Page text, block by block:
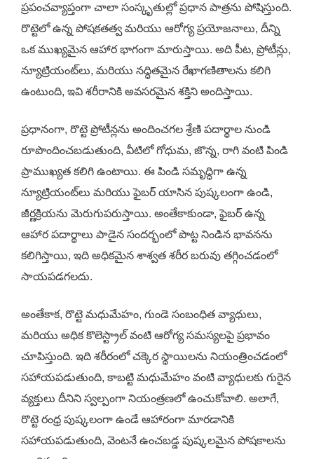
ప్రపంచవ్యాప్తంగా చాలా సంస్కృతుల్లో ప్రధాన పాత్రను పోషిస్తుంది.
రొట్టెలో ఉన్న పోషకతత్వ మరియు ఆరోగ్య ప్రయోజనాలు, దీన్ని
ఒక ముఖ్యమైన ఆహార భాగంగా మారుస్తాయి. అది పీట, ప్రోటీన్లు,
న్యూట్రియంట్‌లు, మరియు నద్ధితమైన రేఖాగణితాలను కలిగి
ఉంటుంది, ఇవి శరీరానికి అవసరమైన శక్తిని అందిస్తాయి.
ప్రధానంగా, రొట్టె ప్రోటీన్లను అందించగల శ్రేణి పదార్థాల నుండి
రూపొందించబడుతుంది, వీటిలో గోధుమ, జొన్న, రాగి వంటి పిండి
ప్రాముఖ్యత కలిగి ఉంటాయి. ఈ పిండి సమృద్ధిగా ఉన్న
న్యూట్రియంట్‌లు మరియు ఫైబర్ యాసిన పుష్కలంగా ఉండి,
జీర్ణక్రియను మెరుగుపరుస్తాయి. అంతేకాకుండా, ఫైబర్ ఉన్న
ఆహార పదార్థాలు పాడైన సందర్భంలో పొట్ట నిండిన భావనను
కలిగిస్తాయి, ఇది అధికమైన శాశ్వత శరీర బరువు తగ్గించడంలో
సాయపడగలదు.
అంతేకాక, రొట్టె మధుమేహం, గుండె సంబంధిత వ్యాధులు,
మరియు అధిక కొలెస్ట్రాల్ వంటి ఆరోగ్య సమస్యలపై ప్రభావం
చూపిస్తుంది. ఇది శరీరంలో చక్కెర స్థాయిలను నియంత్రించడంలో
సహాయపడుతుంది, కాబట్టి మధుమేహం వంటి వ్యాధులకు గురైన
వ్యక్తులు దీనిని స్వల్పంగా నియంత్రణలో ఉంచుకోవాలి. అలాగే,
రొట్టె రంధ్ర పుష్కలంగా ఉండే ఆహారంగా మారడానికి
సహాయపడుతుంది, వెంటనే ఉంచబడ్డ పుష్కలమైన పోషకాలను